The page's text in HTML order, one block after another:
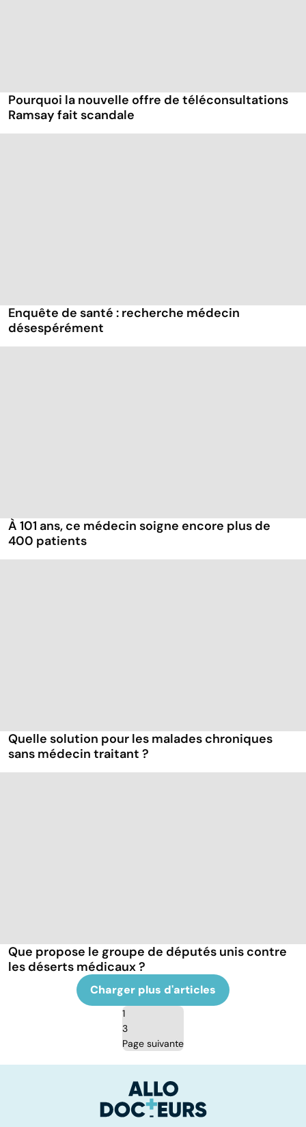
Pourquoi la nouvelle offre de téléconsultations
Ramsay fait scandale
Enquête de santé : recherche médecin
désespérément
À 101 ans, ce médecin soigne encore plus de
400 patients
Quelle solution pour les malades chroniques
sans médecin traitant ?
Que propose le groupe de députés unis contre
les déserts médicaux ?
Charger plus d'articles
1
3
Page suivante